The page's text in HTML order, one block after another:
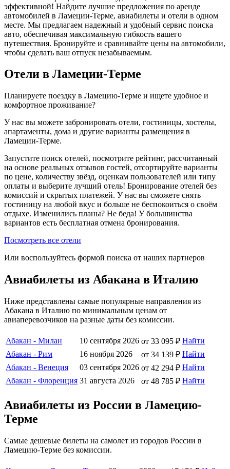
эффективной! Найдите лучшие предложения по аренде
автомобилей в Ламеции-Терме, авиабилеты и отели в одном
месте. Мы предлагаем надежный и удобный сервис поиска
авто, обеспечивая максимальную гибкость вашего
путешествия. Бронируйте и сравнивайте цены на автомобили,
чтобы сделать ваш отпуск незабываемым.
Отели в Ламеции-Терме
Планируете поездку в Ламецию-Терме и ищете удобное и
комфортное проживание?
У нас вы можете забронировать отели, гостиницы, хостелы,
апартаменты, дома и другие варианты размещения в
Ламеции-Терме.
Запустите поиск отелей, посмотрите рейтинг, рассчитанный
на основе реальных отзывов гостей, отсортируйте варианты
по цене, количеству звёзд, оценкам пользователей или типу
оплаты и выберите лучший отель! Бронирование отелей без
комиссий и скрытых платежей. У нас вы сможете снять
гостиницу на любой вкус и больше не беспокоиться о своём
отдыхе. Изменились планы? Не беда! У большинства
вариантов есть бесплатная отмена бронирования.
Посмотреть все отели
Или воспользуйтесь формой поиска от наших партнеров
Авиабилеты из Абакана в Италию
Ниже представлены самые популярные направления из
Абакана в Италию по минимальным ценам от
авиаперевозчиков на разные даты без комиссии.
Абакан - Милан 10 сентября 2026 от 33 095 ₽ Найти
Абакан - Рим
16 ноября 2026 от 34 139 ₽ Найти
Абакан - Венеция
03 сентября 2026 от 42 294 ₽ Найти
Абакан - Флоренция 31 августа 2026 от 48 785 ₽ Найти
Авиабилеты из России в Ламецию-
Терме
Самые дешевые билеты на самолет из городов России в
Ламецию-Терме без комиссии.